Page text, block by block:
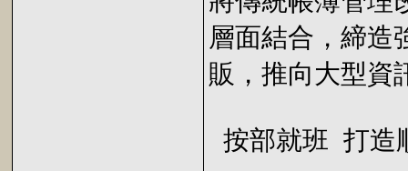
層面結合，締造
販，推向大型資
按部就班 打造